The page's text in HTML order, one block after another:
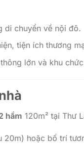
di chuyển về nội đô.
tiện ích thương
lớn và khu
hầm 120m² tại Thư
20m) hoặc bố trí